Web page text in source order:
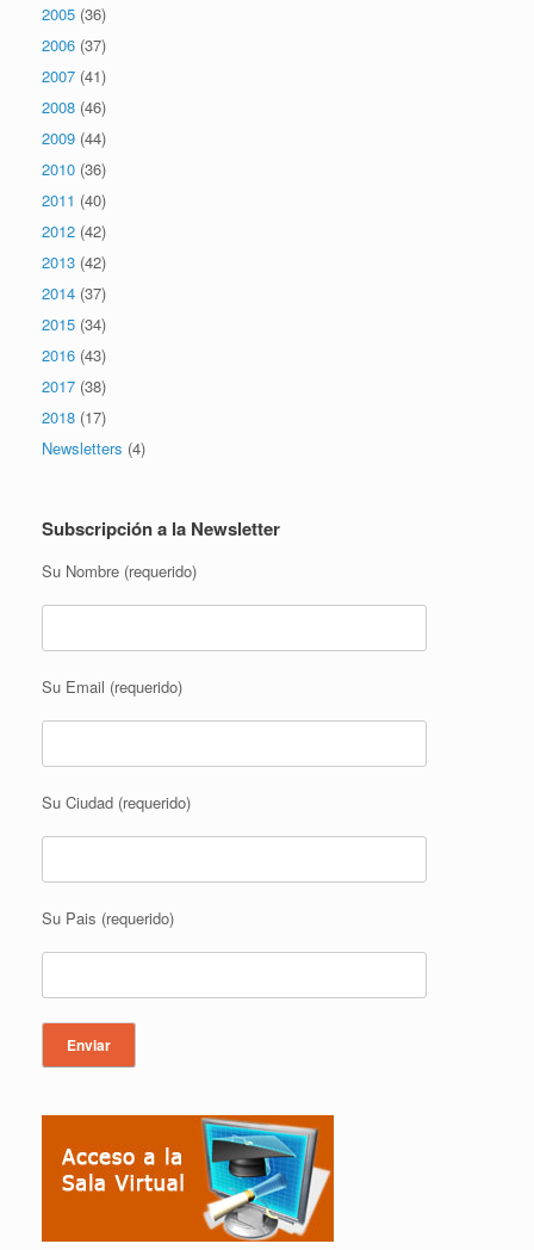
2005 (36)
2006 (37)
2007 (41)
2008 (46)
2009 (44)
2010 (36)
2011 (40)
2012 (42)
2013 (42)
2014 (37)
2015 (34)
2016 (43)
2017 (38)
2018 (17)
Newsletters (4)
Subscripción a la Newsletter
Su Nombre (requerido)
Su Email (requerido)
Su Ciudad (requerido)
Su Pais (requerido)